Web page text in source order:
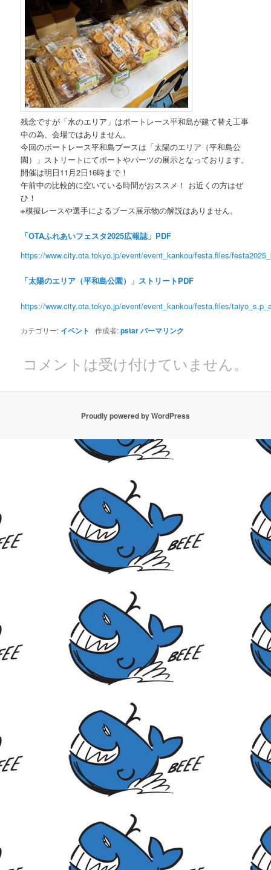
残念ですが「水のエリア」はボートレース平和島が建て替え工事
中の為、会場ではありません。
今回のボートレース平和島ブースは「太陽のエリア（平和島公
園）」ストリートにてボートやパーツの展示となっております。
開催は明日11月2日16時まで！
午前中の比較的に空いている時間がおススメ！ お近くの方はぜ
ひ！
※模擬レースや選手によるブース展示物の解説はありません。
「OTAふれあいフェスタ2025広報誌」PDF
https://www.city.ota.tokyo.jp/event/event_kankou/festa.files/
「太陽のエリア（平和島公園）」ストリートPDF
https://www.city.ota.tokyo.jp/event/event_kankou/festa.files/
カテゴリー: イベント 作成者:pstarパーマリンク
コメントは受け付けていません。
Proudly powered by WordPress